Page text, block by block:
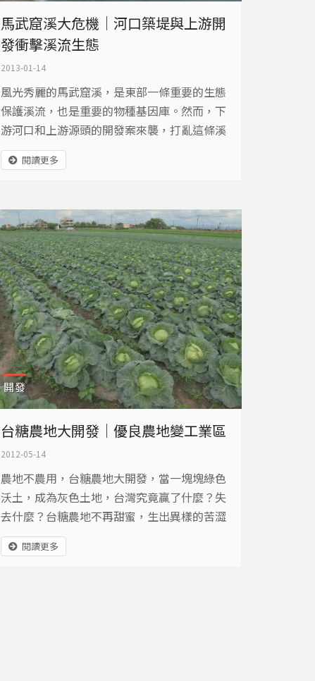
馬武窟溪大危機｜河口築堤與上游開
發衝擊溪流生態
2013-01-14
風光秀麗的馬武窟溪，是東部一條重要的生態
保護溪流，也是重要的物種基因庫。然而，下
游河口和上游源頭的開發案來襲，打亂這條溪
流長期的自然寧靜，馬武窟溪面臨生態危機…
閱讀更多
開發
台糖農地大開發｜優良農地變工業區
2012-05-14
農地不農用，台糖農地大開發，當一塊塊綠色
沃土，成為灰色土地，台灣究竟贏了什麼？失
去什麼？台糖農地不再甜蜜，生出異樣的苦澀
果實…
閱讀更多